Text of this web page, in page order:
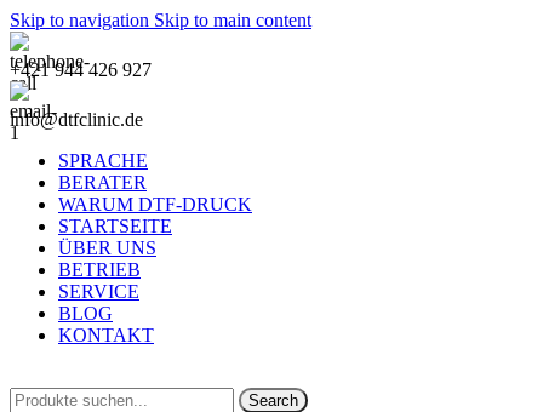
Skip to navigation Skip to main content
+421 944 426 927
info@dtfclinic.de
SPRACHE
BERATER
WARUM DTF-DRUCK
STARTSEITE
ÜBER UNS
BETRIEB
SERVICE
BLOG
KONTAKT
Search